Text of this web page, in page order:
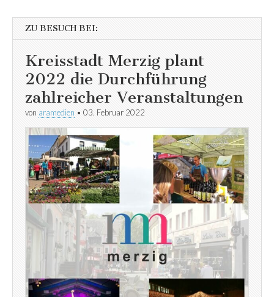
ZU BESUCH BEI:
Kreisstadt Merzig plant
2022 die Durchführung
zahlreicher Veranstaltungen
von aramedien • 03. Februar 2022